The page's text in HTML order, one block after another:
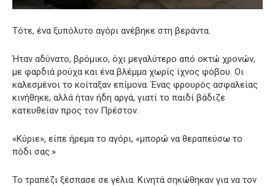
Τότε, ένα ξυπόλυτο αγόρι ανέβηκε στη βεράντα.
Ήταν αδύνατο, βρόμικο, όχι μεγαλύτερο από οκτώ χρονών,
με φαρδιά ρούχα και ένα βλέμμα χωρίς ίχνος φόβου. Οι
καλεσμένοι το κοίταξαν επίμονα. Ένας φρουρός ασφαλείας
κινήθηκε, αλλά ήταν ήδη αργά, γιατί το παιδί βάδιζε
κατευθείαν προς τον Πρέστον.
«Κύριε», είπε ήρεμα το αγόρι, «μπορώ να θεραπεύσω το
πόδι σας.»
Το τραπέζι ξέσπασε σε γέλια. Κινητά σηκώθηκαν για να τον